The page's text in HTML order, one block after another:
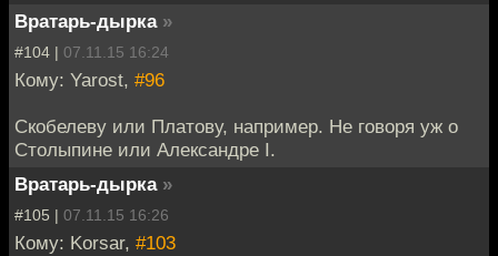
Вратарь-дырка »
#104 | 07.11.15 16:24
Кому: Yarost, #96
Скобелеву или Платову, например. Не говоря уж о
Столыпине или Александре I.
Вратарь-дырка »
#105 | 07.11.15 16:26
Кому: Korsar, #103